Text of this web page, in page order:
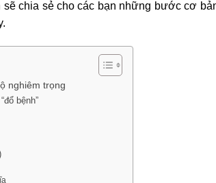
chia sẻ cho các bạn những bước cơ
nghiêm trọng
bệnh”